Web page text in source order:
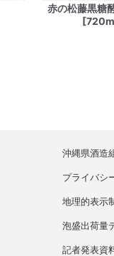
赤の松藤黒糖
沖縄県酒造
プライバシ
地理的表示
泡盛出荷量
記者発表資